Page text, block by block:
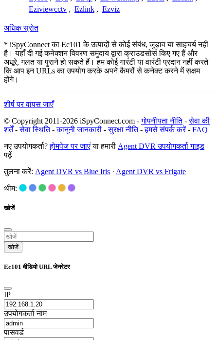
Eziviewcctv , Ezlink , Ezviz
अधिक स्रोत
* iSpyConnect का Ec101 के उत्पादों से कोई संबंध, जुड़ाव या साहचर्य नहीं
है। यहाँ दी गई कनेक्शन विवरण समुदाय द्वारा क्राउडसोर्स किए गए हैं और
अधूरे, गलत या पुराने हो सकते हैं। हम कोई गारंटी या वारंटी प्रदान नहीं करते
कि आप इन URLs का उपयोग करके अपने कैमरों से कनेक्ट करने में सक्षम
होंगे।
शीर्ष पर वापस जाएँ
© Copyright 2011-2026 iSpyConnect.com -गोपनीयता नीति-सेवा की
शर्तें-सेवा स्थिति-कानूनी जानकारी -सुरक्षा नीति-हमसे संपर्क करें- FAQ
नए उपयोगकर्ता?होमपेज पर जाएंया हमारी Agent DVR उपयोगकर्ता गाइड
पढ़ें
तुलना करें: Agent DVR vs Blue Iris · Agent DVR vs Frigate
थीम:
खोजें
खोजें
Ec101 वीडियो URL जेनरेटर
IP
उपयोगकर्ता नाम
पासवर्ड